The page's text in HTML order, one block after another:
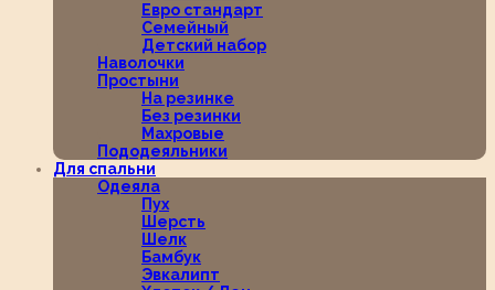
Евро стандарт
Семейный
Детский набор
Наволочки
Простыни
На резинке
Без резинки
Махровые
Пододеяльники
Для спальни
Одеяла
Пух
Шерсть
Шелк
Бамбук
Эвкалипт